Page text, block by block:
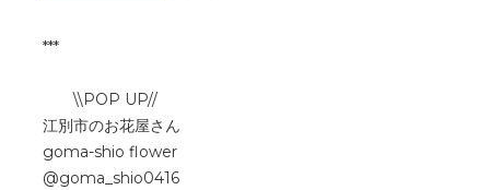
***
\\POP UP//
江別市のお花屋さん
goma-shio flower
@goma_shio0416